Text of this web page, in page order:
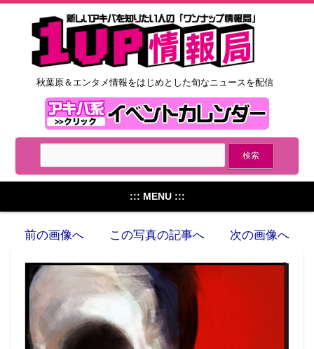
秋葉原＆エンタメ情報をはじめとした旬なニュースを配信
::: MENU :::
前の画像へ この写真の記事へ 次の画像へ